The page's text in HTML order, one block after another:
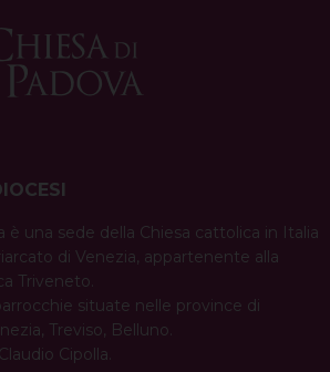
è una sede della Chiesa cattolica in Italia
di Venezia, appartenente alla
Triveneto.
situate nelle province di
Treviso, Belluno.
Cipolla.